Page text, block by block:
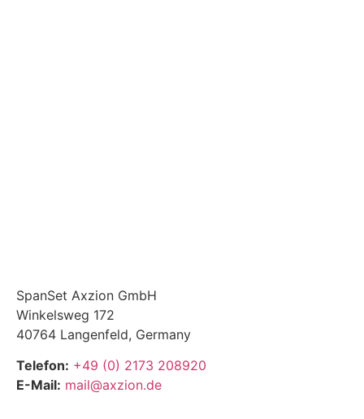
SpanSet Axzion GmbH
Winkelsweg 172
40764 Langenfeld, Germany
Telefon: +49 (0) 2173 208920
E-Mail: mail@axzion.de